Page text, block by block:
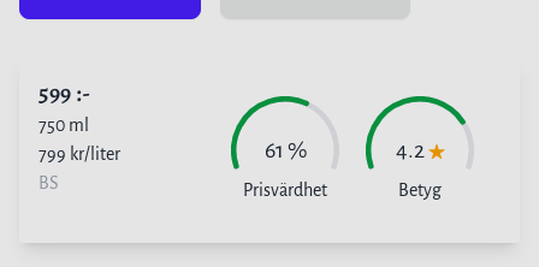
599:-
750 ml
799 kr/liter
BS
61 %
Prisvärdhet
4.2
Betyg